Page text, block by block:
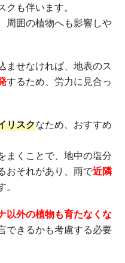
クも伴います。
周囲の植物へも影響しや
ませなければ、地表のス
するため、労力に見合っ
リスクなため、おすすめ
まくことで、地中の塩分
おそれがあり、雨で近隣
以外の植物も育たなくな
できるかも考慮する必要